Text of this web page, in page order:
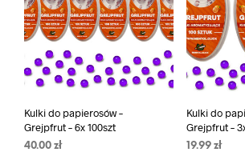
Kulki do papierosów –
Grejpfrut – 6x 100szt
40.00 zł
Kulki do
Grejpfrut –
19.99 zł